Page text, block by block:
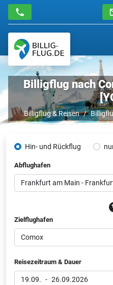
Billigflug nach
Billigflug & Reisen
Hin- und Rückflug
Abflughafen
Zielflughafen
Reisezeitraum & Dauer
19.09. - 26.09.2026